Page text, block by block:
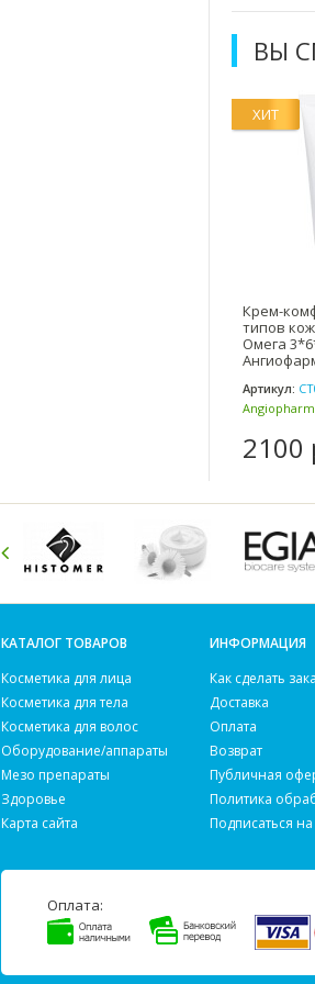
ВЫ
ХИТ
Крем-
типов
Омега
Артикул:
2100
КАТАЛОГ ТОВАРОВ
Косметика для лица
Косметика для тела
Косметика для волос
Оборудование/аппараты
Мезо препараты
Здоровье
Карта сайта
ИНФОРМАЦИЯ
Как сделать
Доставка
Оплата
Возврат
Публичная
Политика
Подписаться
Оплата: